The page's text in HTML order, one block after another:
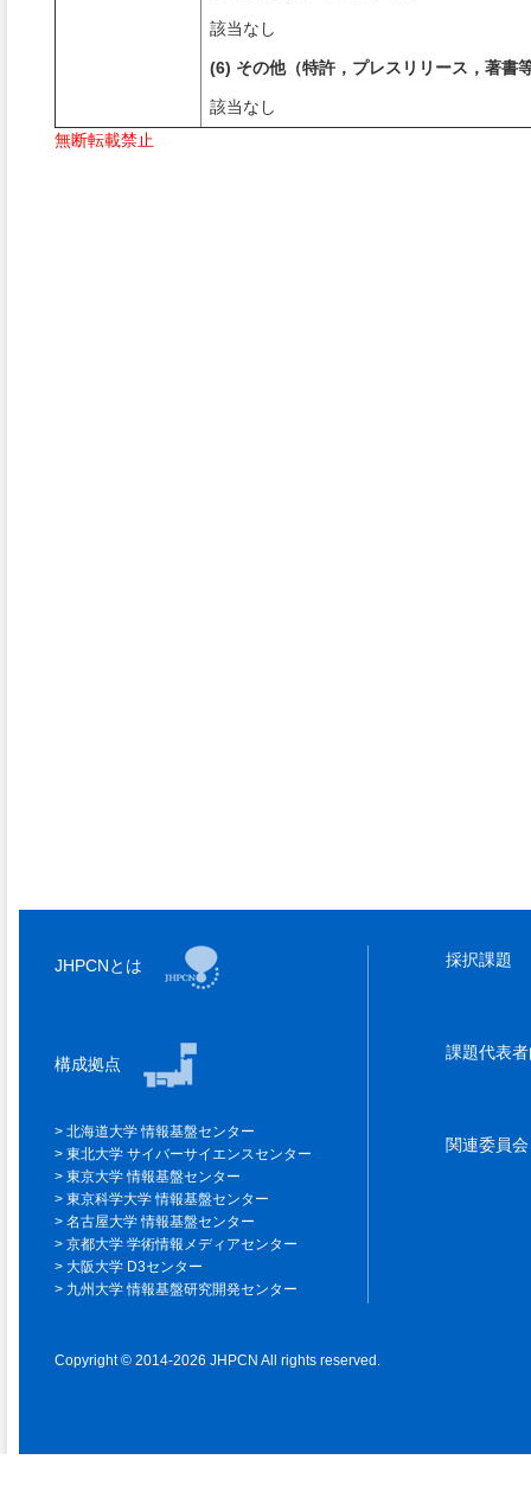
該当なし
(6) その他（特許，プレスリリース，著書
該当なし
無断転載禁止
JHPCNとは
構成拠点
北海道大学 情報基盤センター
東北大学 サイバーサイエンスセンター
東京大学 情報基盤センター
東京科学大学 情報基盤センター
名古屋大学 情報基盤センター
京都大学 学術情報メディアセンター
大阪大学 D3センター
九州大学 情報基盤研究開発センター
採択課題
課題代表
関連委員
Copyright © 2014-2026 JHPCN All rights reserved.